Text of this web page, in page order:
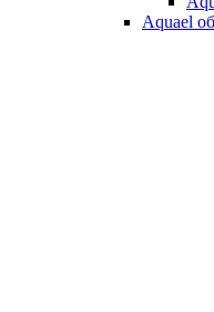
Aquael